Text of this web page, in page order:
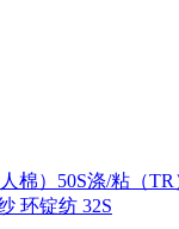
棉）50S涤/粘（TR
环锭纺 32S